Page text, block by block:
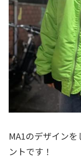
MA1のデザイン
ントです！